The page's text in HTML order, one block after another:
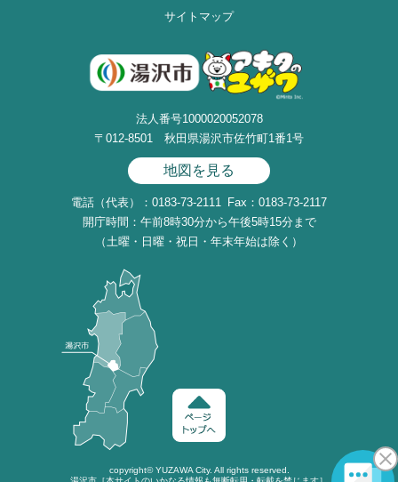
サイトマップ
法人番号1000020052078
〒012-8501 秋田県湯沢市佐竹町1番1号
地図を見る
電話（代表）：0183-73-2111
Fax：0183-73-2117
開庁時間：午前8時30分から午後5時15分まで
（土曜・日曜・祝日・年末年始は除く）
copyright©YUZAWACity. All rights reserved.